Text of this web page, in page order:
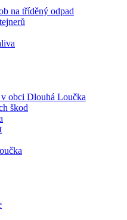
na tříděný odpad
v obci Dlouhá Loučka
škod